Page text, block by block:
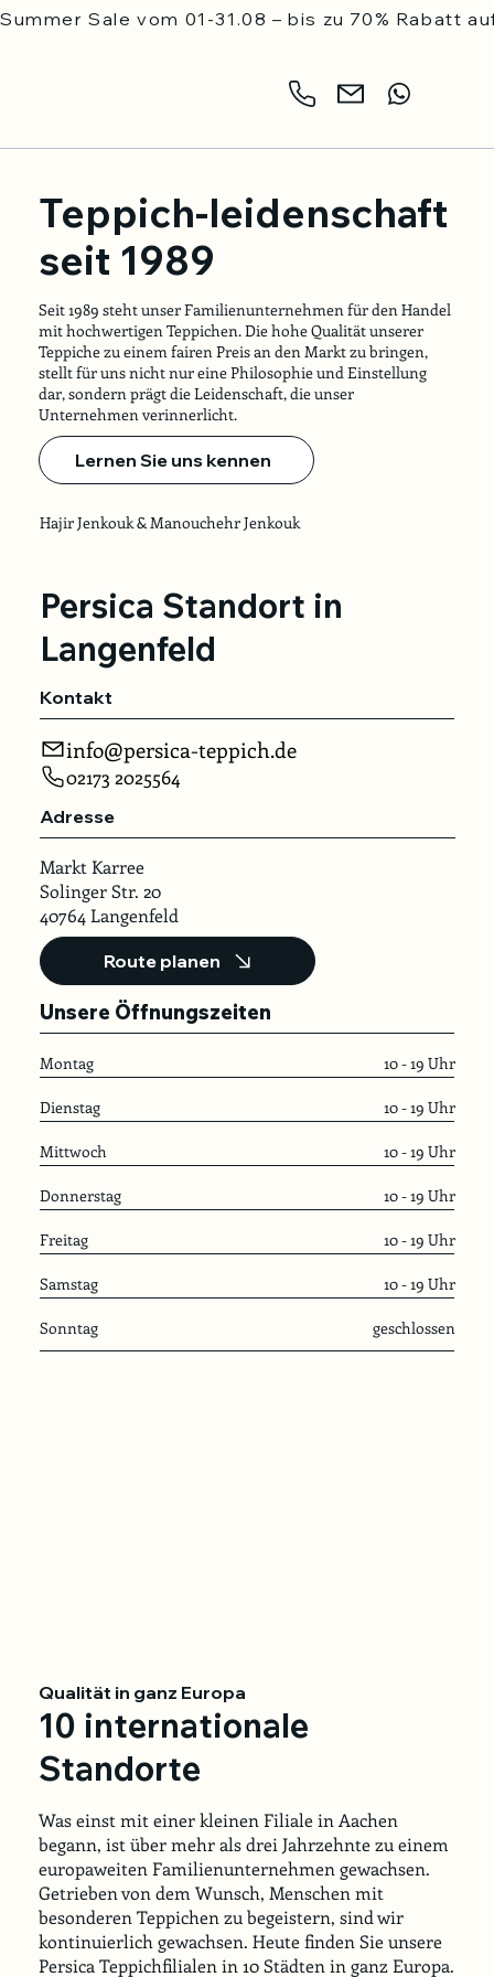
Summer Sale vom 01-31.08 – bis zu 70% Rabatt
Hajir Jenkouk & Manouchehr Jenkouk
Seit 1989 steht unser Familienunternehmen für den Handel
mit hochwertigen Teppichen. Die hohe Qualität unserer
Teppiche zu einem fairen Preis an den Markt zu bringen,
stellt für uns nicht nur eine Philosophie und Einstellung
dar, sondern prägt die Leidenschaft, die unser
Unternehmen verinnerlicht.
Lernen Sie uns kennen
Teppich-leidenschaft
seit 1989
Persica Standort in
Langenfeld
Unsere Öffnungszeiten
Montag 10 - 19 Uhr
Dienstag 10 - 19 Uhr
Mittwoch 10 - 19 Uhr
Donnerstag 10 - 19 Uhr
Freitag 10 - 19 Uhr
Samstag 10 - 19 Uhr
Sonntag geschlossen
Adresse
Markt Karree
Solinger Str. 20
40764 Langenfeld
Route planen
Kontakt
info@persica-teppich.de
02173 2025564
Qualität in ganz Europa
10 internationale
Standorte
Was einst mit einer kleinen Filiale in Aachen
begann, ist über mehr als drei Jahrzehnte zu einem
europaweiten Familienunternehmen gewachsen.
Getrieben von dem Wunsch, Menschen mit
besonderen Teppichen zu begeistern, sind wir
kontinuierlich gewachsen. Heute finden Sie unsere
Persica Teppichfilialen in 10 Städten in ganz Europa.